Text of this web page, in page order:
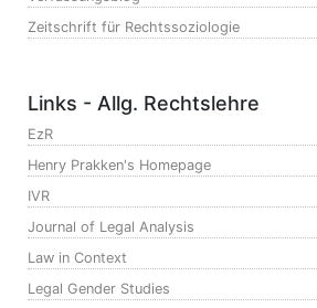
Zeitschrift für Rechtssoziologie
Links - Allg. Rechtslehre
EzR
Henry Prakken's Homepage
IVR
Journal of Legal Analysis
Law in Context
Legal Gender Studies